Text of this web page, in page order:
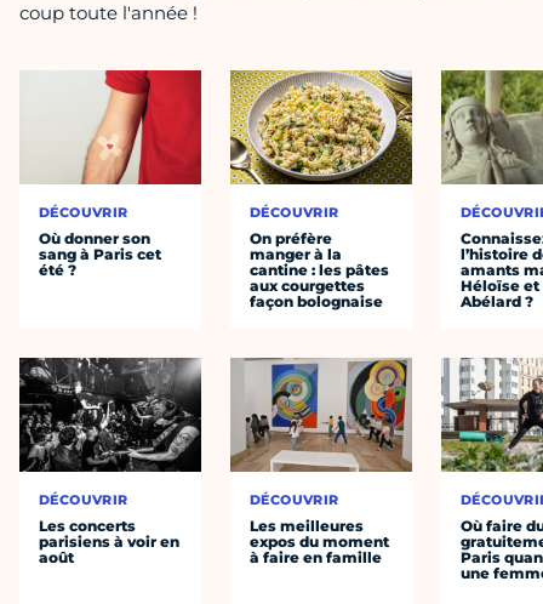
coup toute l'année !
DÉCOUVRIR
Où donner son
sang à Paris cet
été ?
DÉCOUVRIR
Les concerts
parisiens à voir en
août
DÉCOUVRIR
On préfère
manger à la
cantine : les pâtes
aux courgettes
façon bolognaise
DÉCOUVRIR
Les meilleures
expos du moment
à faire en famille
l’histoire
amants
Héloïse et
Abélard ?
Où faire
Paris
une